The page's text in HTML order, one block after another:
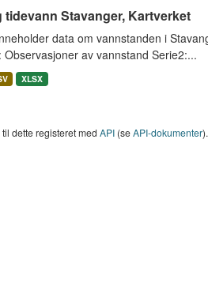
tidevann Stavanger, Kartverket
data om vannstanden i
Observasjoner av vannstand Serie2:...
XLSX
dette registeret med API(seAPI-dokumenter).